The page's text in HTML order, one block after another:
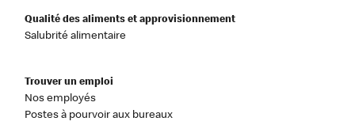
Qualité des aliments et approvisionnement
Salubrité alimentaire
Trouver un emploi
Nos employés
Postes à pourvoir aux bureaux